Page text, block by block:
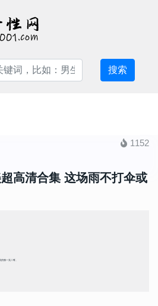
搜索
1152
高清合集 这场雨不打伞或
独一无二呀。